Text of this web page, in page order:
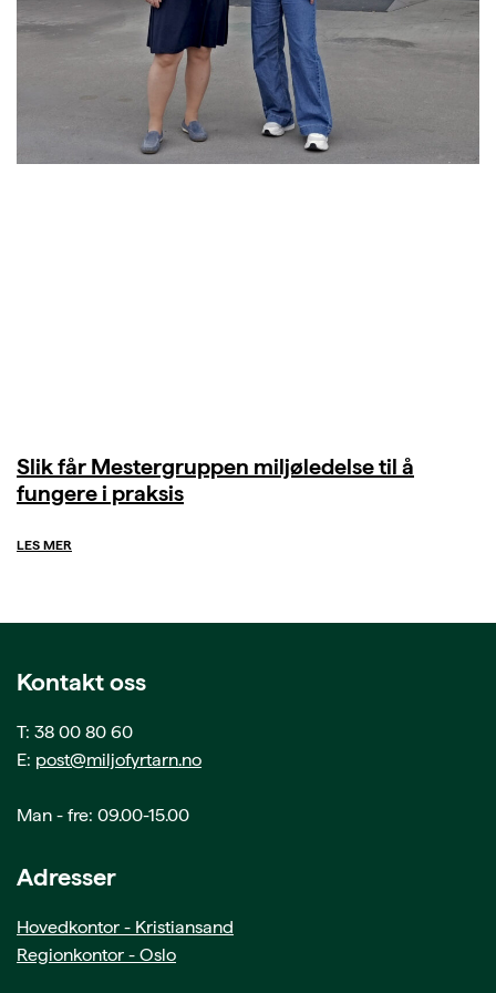
Slik får Mestergruppen miljøledelse til å
fungere i praksis
LES MER
Kontakt oss
T: 38 00 80 60
E: post@miljofyrtarn.no
Man - fre: 09.00-15.00
Adresser
Hovedkontor - Kristiansand
Regionkontor - Oslo